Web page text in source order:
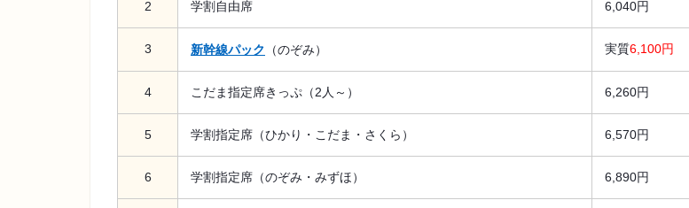
2 学割自由席 6,040円
3 新幹線パック （のぞみ） 実質6,100円
4 こだま指定席きっぷ（2人～） 6,260円
5 学割指定席（ひかり・こだま・さくら） 6,570円
6 学割指定席（のぞみ・みずほ） 6,890円